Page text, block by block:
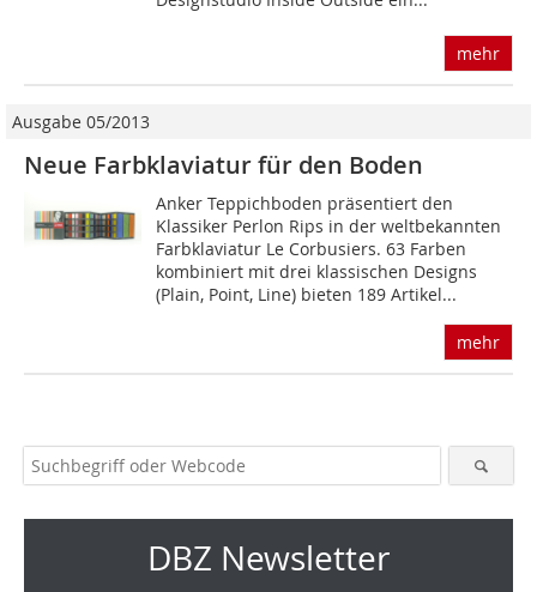
mehr
Ausgabe 05/2013
Neue Farbklaviatur für den Boden
Anker Teppichboden präsentiert den
Klassiker Perlon Rips in der weltbekannten
Farbklaviatur Le Corbusiers. 63 Farben
kombiniert mit drei klassischen Designs
(Plain, Point, Line) bieten 189 Artikel...
mehr
DBZ Newsletter